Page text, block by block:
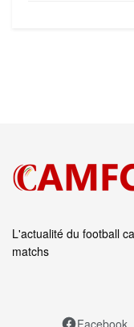
L'actualité du football
matchs
Facebook